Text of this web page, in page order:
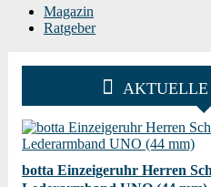
Magazin
Ratgeber
botta Einzeigeruhr Herren